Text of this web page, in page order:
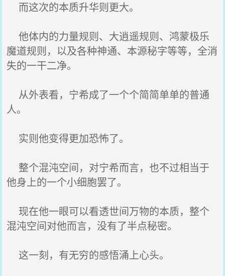
而这次的本质升华则更大。
他体内的力量规则、大逍遥规则、鸿蒙极乐
魔道规则，以及各种神通、本源秘字等等，全消
失的一干二净。
从外表看，宁希成了一个个简简单单的普通
人。
实则他变得更加恐怖了。
整个混沌空间，对宁希而言，也不过相当于
他身上的一个小细胞罢了。
现在他一眼可以看透世间万物的本质，整个
混沌空间对他而言，没有了半点秘密。
这一刻，有无穷的感悟涌上心头。